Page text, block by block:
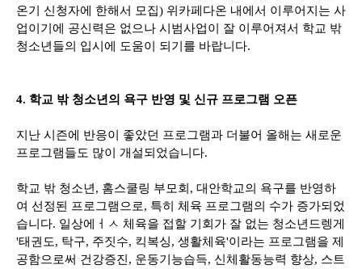
온기 신청자에 한해서 모집) 위카페다온 내에서 이루어지는 사
업이기에 공신력은 없으나 시범사업이 잘 이루어져서 학교 밖
청소년들의 입시에 도움이 되기를 바랍니다.
4. 학교 밖 청소년의 욕구 반영 및 신규 프로그램 오픈
지난 시즌에 반응이 좋았던 프로그램과 더불어 올해는 새로운
프로그램들도 많이 개설되었습니다.
학교 밖 청소년, 홈스쿨링 부모회, 대안학교의 욕구를 반영하
여 선정된 프로그램으로, 특히 체육 프로그램의 수가 증가되었
습니다. 일상에ㅓㅅ 체육을 접할 기회가 잘 없는 청소년드렝게
'태권도, 탁구, 주짓수, 킥복싱, 생활체육'이라는 프로그램을 제
공함으로써 건강증진, 운동기능습득, 신체활동능력 향상, 스트